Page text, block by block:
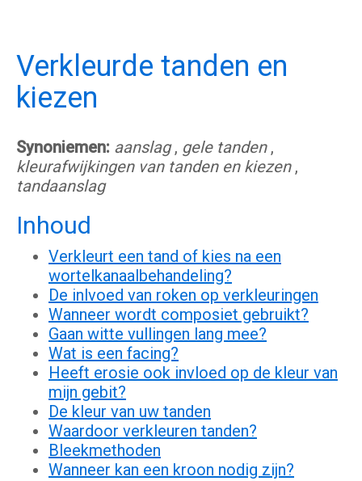
Verkleurde tanden en
kiezen
Synoniemen: aanslag, gele tanden,
kleurafwijkingen van tanden en kiezen,
tandaanslag
Inhoud
Verkleurt een tand of kies na een
wortelkanaalbehandeling?
De inlvoed van roken op verkleuringen
Wanneer wordt composiet gebruikt?
Gaan witte vullingen lang mee?
Wat is een facing?
Heeft erosie ook invloed op de kleur van
mijn gebit?
De kleur van uw tanden
Waardoor verkleuren tanden?
Bleekmethoden
Wanneer kan een kroon nodig zijn?